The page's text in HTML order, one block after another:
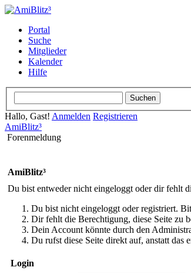
Portal
Suche
Mitglieder
Kalender
Hilfe
Hallo, Gast! Anmelden Registrieren
AmiBlitz³
Forenmeldung
AmiBlitz³
Du bist entweder nicht eingeloggt oder dir fehlt
Du bist nicht eingeloggt oder registriert.
Dir fehlt die Berechtigung, diese Seite zu
Dein Account könnte durch den
Du rufst diese Seite direkt auf, anstatt das
Login